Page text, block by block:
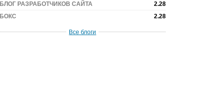
2.28
БЛОГ РАЗРАБОТЧИКОВ САЙТА
2.28
БОКС
Все блоги